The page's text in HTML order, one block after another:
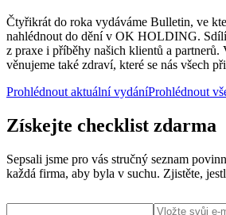
Čtyřikrát do roka vydáváme Bulletin, ve
nahlédnout do dění v OK HOLDING.
z praxe i příběhy našich klientů a partnerů.
věnujeme také zdraví, které se nás všech
Prohlédnout aktuální vydáníProhlédnout
Získejte checklist zdarma
Sepsali jsme pro vás stručný seznam
každá firma, aby byla v suchu. Zjistěte,